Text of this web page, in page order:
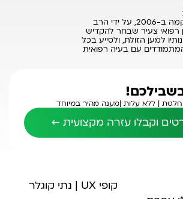
עמותת אשכולות הוקמה ב-2006, על ידי הרב
רפואי צעיר שבחר להקדיש
למען הזולת, ולסייע בכל
עם בעיה רפואית
| ללא עלות |מענה מהיר במיוחד
וקבלו עזרה מקצועית ←
קופי UX | נתי קוגלר